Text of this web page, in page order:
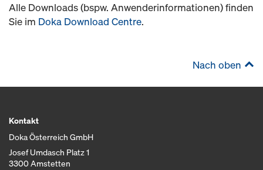
Alle Downloads (bspw. Anwenderinformationen) finden
Sie im Doka Download Centre.
Nach oben
Kontakt
Doka Österreich GmbH
Josef Umdasch Platz 1
3300 Amstetten